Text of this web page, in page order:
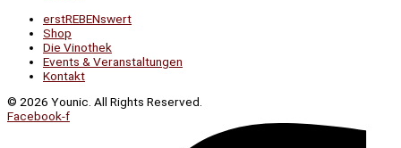
erstREBENswert
Shop
Die Vinothek
Events & Veranstaltungen
Kontakt
© 2026 Younic. All Rights Reserved.
Facebook-f